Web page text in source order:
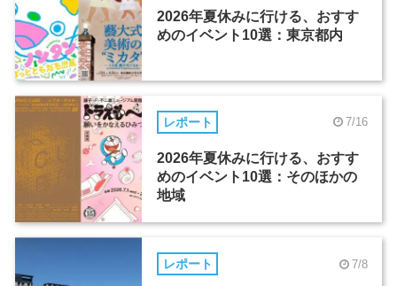
2026年夏休みに行ける、おすす
めのイベント10選：東京都内
レポート 7/16
2026年夏休みに行ける、おすす
めのイベント10選：そのほかの
地域
レポート 7/8